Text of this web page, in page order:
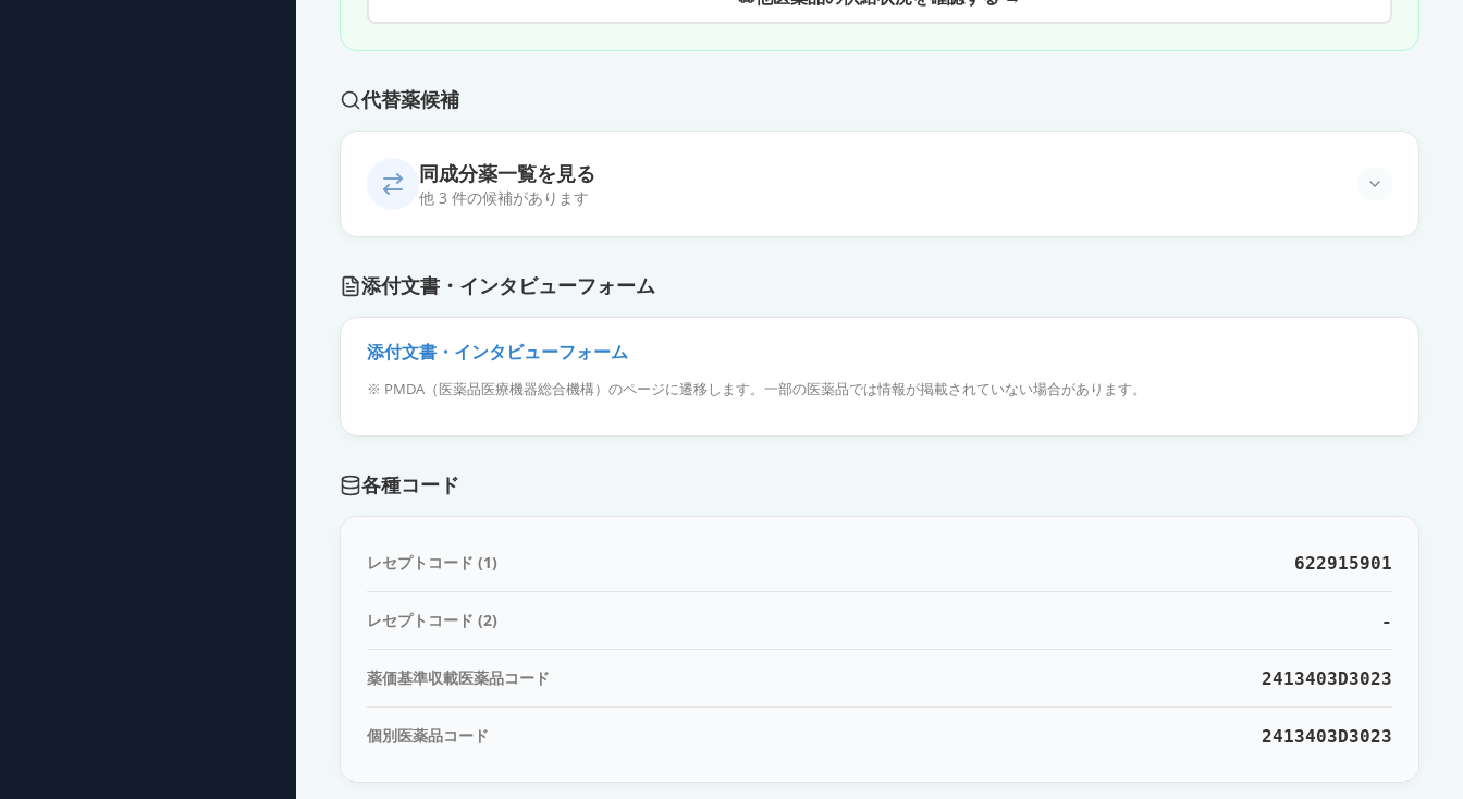
代替薬候補
同成分薬一覧を見る
他 3 件の候補があります
薬価 2441 円
uFSH注用75単位「あすか」
フォリルモンP注75
添付文書・インタビューフォーム
添付文書・インタビューフォーム
※ PMDA（医薬品医療機器総合機構）のページに遷移します。一部の医薬品では情報が掲載されていない場合があります。
各種コード
レセプトコード (1) 622915901
レセプトコード (2) -
薬価基準収載医薬品コード 2413403D3023
個別医薬品コード 2413403D3023